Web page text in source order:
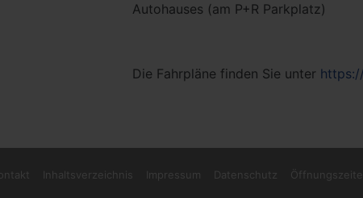
Autohauses (am P+R Parkplatz)
Die Fahrpläne finden Sie unter
Inhaltsverzeichnis Impressum Datenschutz